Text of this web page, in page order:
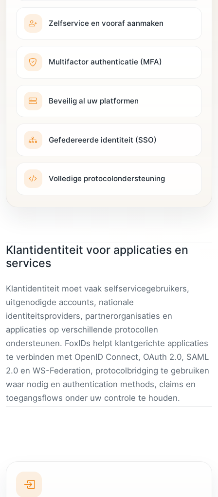
Zelfservice en vooraf aanmaken
Multifactor authenticatie (MFA)
Beveilig al uw platformen
Gefedereerde identiteit (SSO)
Volledige protocolondersteuning
Klantidentiteit voor applicaties en
services
Klantidentiteit moet vaak selfservicegebruikers,
uitgenodigde accounts, nationale
identiteitsproviders, partnerorganisaties en
applicaties op verschillende protocollen
ondersteunen. FoxIDs helpt klantgerichte applicaties
te verbinden met OpenID Connect, OAuth 2.0, SAML
2.0 en WS-Federation, protocolbridging te gebruiken
waar nodig en authentication methods, claims en
toegangsflows onder uw controle te houden.